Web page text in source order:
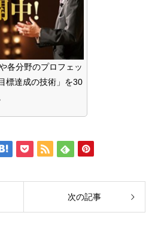
各分野のプロフェッ
標達成の技術」を30
次の記事